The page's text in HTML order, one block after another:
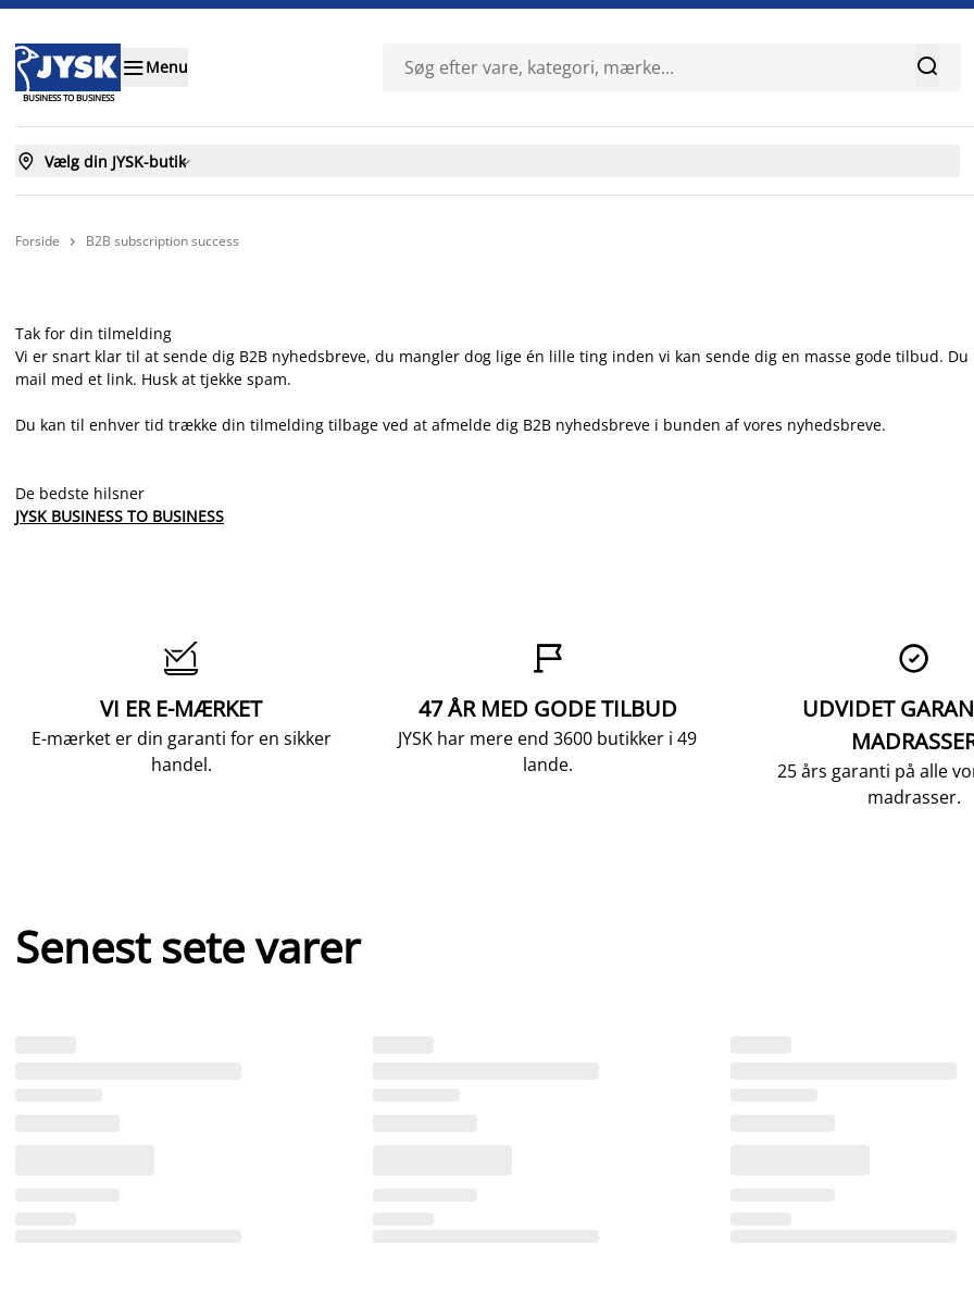
BUSINESS TO BUSINESS
Menu 
 Vælg din JYSK-butik
Forside  B2B subscription success
Tak for din tilmelding
Vi er snart klar til at sende dig B2B nyhedsbreve, du mangler dog lige én lille ting inden vi kan sende dig en masse gode tilbud.
mail med et link. Husk at tjekke spam.
Du kan til enhver tid trække din tilmelding tilbage ved at afmelde dig B2B nyhedsbreve i bunden af vores nyhedsbreve.
De bedste hilsner
JYSK BUSINESS TO BUSINESS

VI ER E-MÆRKET
E-mærket er din garanti for en sikker
handel.

47 ÅR MED GODE TILBUD
JYSK har mere end 3600 butikker i 49
lande.

UDVIDET
25 års garanti på alle
madrasser.
Senest sete varer